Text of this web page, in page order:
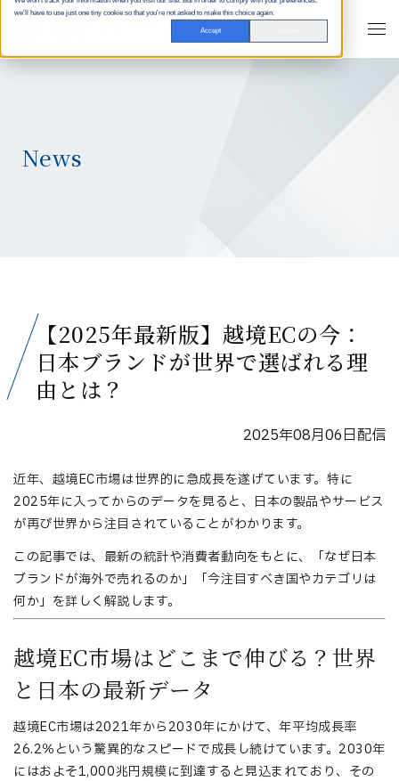
we'll have to use just one tiny cookie so that you're not asked to make this choice again.
Accept
News
【2025年最新版】越境ECの今：
日本ブランドが世界で選ばれる理
由とは？
2025年08月06日配信
近年、越境EC市場は世界的に急成長を遂げています。特に
2025年に入ってからのデータを見ると、日本の製品やサービス
が再び世界から注目されていることがわかります。
この記事では、最新の統計や消費者動向をもとに、「なぜ日本
ブランドが海外で売れるのか」「今注目すべき国やカテゴリは
何か」を詳しく解説します。
越境EC市場はどこまで伸びる？世界
と日本の最新データ
越境EC市場は2021年から2030年にかけて、年平均成長率
26.2％という驚異的なスピードで成長し続けています。2030年
にはおよそ1,000兆円規模に到達すると見込まれており、その